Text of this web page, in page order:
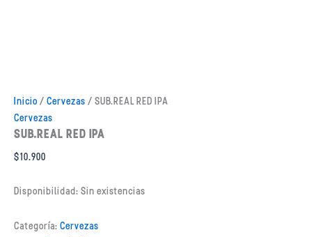
Inicio / Cervezas / SUB.REAL RED IPA
Cervezas
SUB.REAL RED IPA
$10.900
Disponibilidad: Sin existencias
Categoría: Cervezas